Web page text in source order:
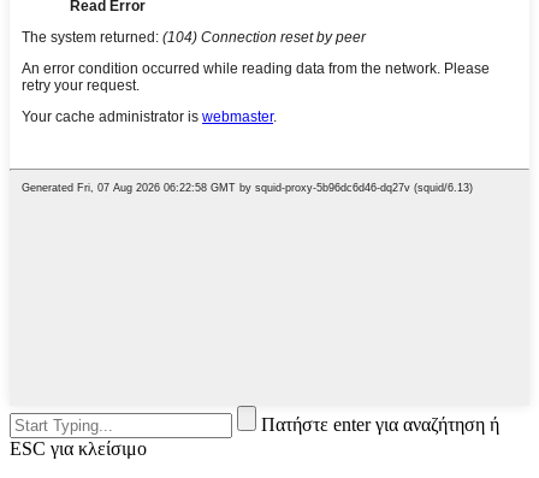
Πατήστε enter για αναζήτηση ή
ESC για κλείσιμο